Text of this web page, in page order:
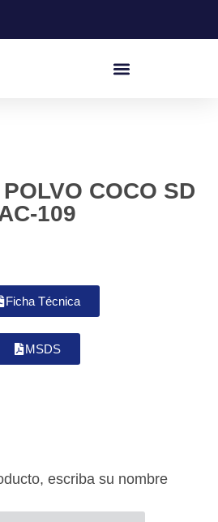
COCO SD
109
Ficha Técnica
MSDS
escriba su nombre